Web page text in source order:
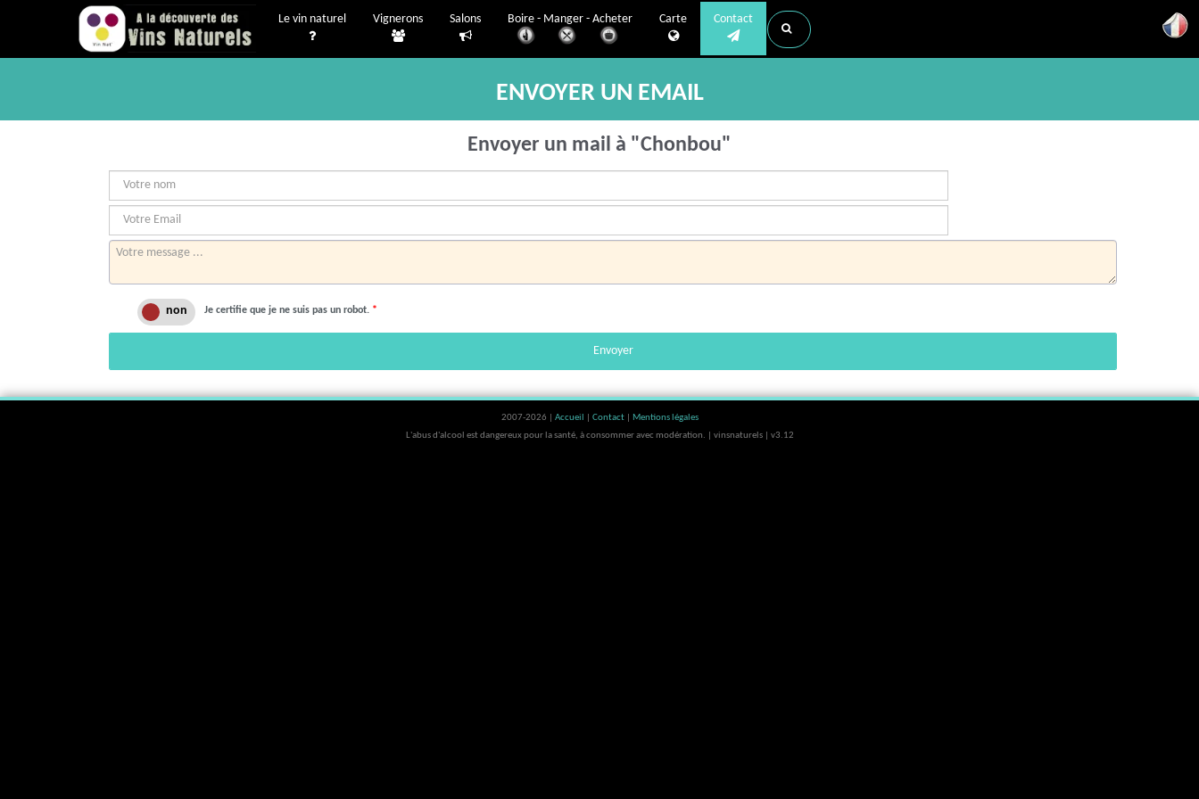
Le vin naturel Vignerons Salons Boire - Manger - Acheter Carte Contact
ENVOYER UN EMAIL
Envoyer un mail à "Chonbou"
Je certifie que je ne suis pas un robot. *
Envoyer
2007-2026 | Accueil Contact
Mentions légales
L'abus d'alcool est dangereux pour la santé, à consommer avec modération. | vinsnaturels | v3.12